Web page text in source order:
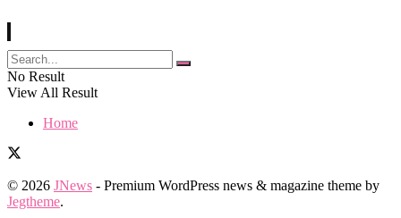
No Result
View All Result
Home
© 2026 JNews - Premium WordPress news & magazine theme by
Jegtheme.